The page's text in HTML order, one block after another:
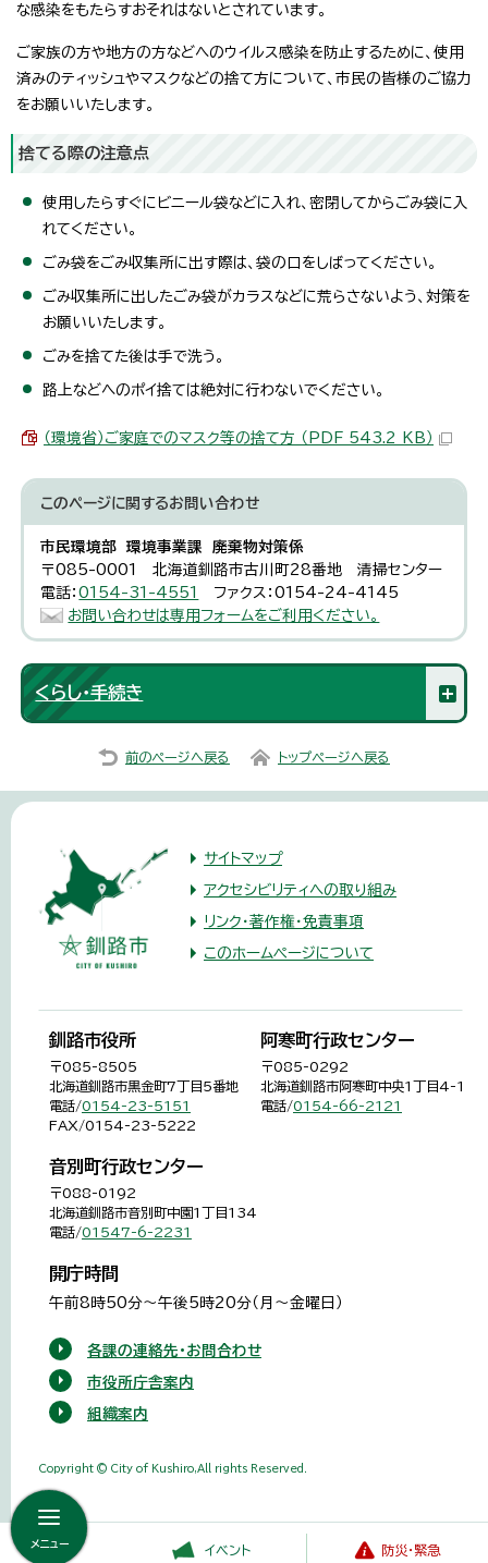
な感染をもたらすおそれはないとされています。
ご家族の方や地方の方などへのウイルス感染を防止するために、使用
済みのティッシュやマスクなどの捨て方について、市民の皆様のご協力
をお願いいたします。
捨てる際の注意点
使用したらすぐにビニール袋などに入れ、密閉してからごみ袋に入
れてください。
ごみ袋をごみ収集所に出す際は、袋の口をしばってください。
ごみ収集所に出したごみ袋がカラスなどに荒らさないよう、対策を
お願いいたします。
ごみを捨てた後は手で洗う。
路上などへのポイ捨ては絶対に行わないでください。
（環境省）ご家庭でのマスク等の捨て方 （PDF 543.2 KB）
このページに関するお問い合わせ
市民環境部 環境事業課 廃棄物対策係
〒085-0001 北海道釧路市古川町28番地 清掃センター
電話：0154-31-4551
ファクス：0154-24-4145
お問い合わせは専用フォームをご利用ください。
くらし・手続き
前のページへ戻る トップページへ戻る
メニュー イベント 防災・緊急
サイトマップ
アクセシビリティへの取り組み
リンク・著作権・免責事項
このホームページについて
釧路市役所
〒085-8505
北海道釧路市黒金町7丁目5番地
電話/0154-23-5151
FAX/0154-23-5222
阿寒町行政センター
〒085-0292
北海道釧路市阿寒町中央1丁目4-1
電話/0154-66-2121
音別町行政センター
〒088-0192
北海道釧路市音別町中園1丁目134
電話/01547-6-2231
開庁時間
午前8時50分～午後5時20分（月～金曜日）
各課の連絡先・お問合わせ
市役所庁舎案内
組織案内
Copyright © City of Kushiro,All rights Reserved.